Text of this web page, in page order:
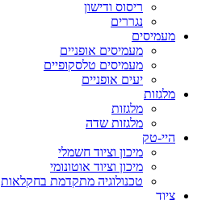
ריסוס ודישון
נגררים
מעמיסים
מעמיסים אופניים
מעמיסים טלסקופיים
יעים אופניים
מלגזות
מלגזות
מלגזות שדה
היי-טק
מיכון וציוד חשמלי
מיכון וציוד אוטונומי
טכנולוגיה מתקדמת בחקלאות
ציוד